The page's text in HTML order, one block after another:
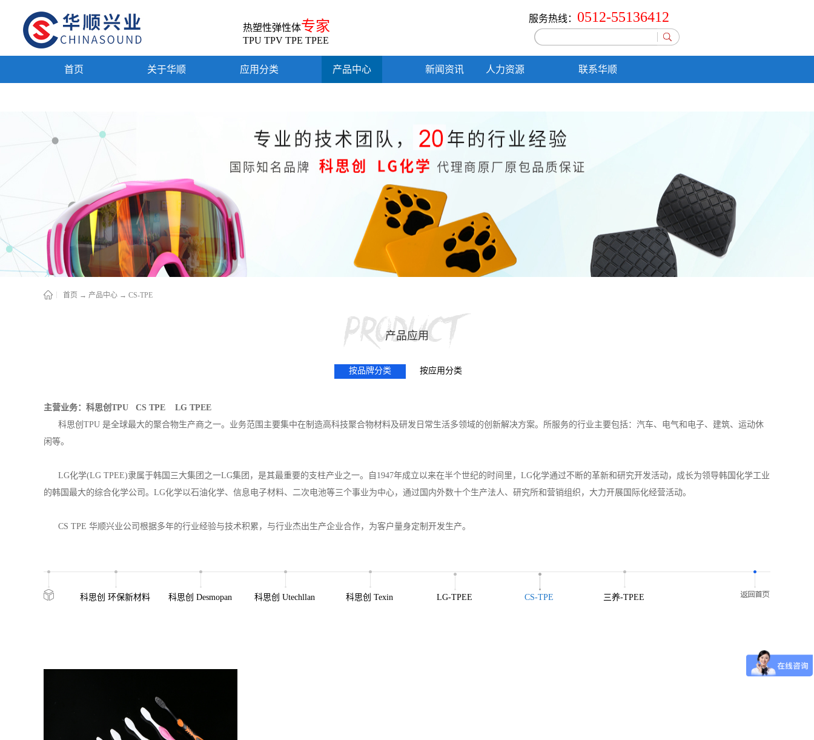
服务热线： 0512-55136412
热塑性弹性体专家
TPU TPV TPE TPEE
首页 关于华顺 应用分类 产品中心 新闻资讯 人力资源 联系华顺
首页 → 产品中心 → CS-TPE
产品应用
按品牌分类 按应用分类
主营业务：科思创TPU CS TPE LG TPEE
科思创TPU 是全球最大的聚合物生产商之一。业务范围主要集中在制造高科技聚合物材料及研发日常生活多领域的创新解决方案。所服务的行业主要包括：汽车、电气和电子、建筑、运动休
闲等。
LG化学(LG TPEE)隶属于韩国三大集团之一LG集团，是其最重要的支柱产业之一。自1947年成立以来在半个世纪的时间里，LG化学通过不断的革新和研究开发活动，成长为领导韩国化学工业
的韩国最大的综合化学公司。LG化学以石油化学、信息电子材料、二次电池等三个事业为中心，通过国内外数十个生产法人、研究所和营销组织，大力开展国际化经营活动。
CS TPE 华顺兴业公司根据多年的行业经验与技术积累，与行业杰出生产企业合作，为客户量身定制开发生产。
科思创 环保新材料 科思创 Desmopan 科思创 Utechllan 科思创 Texin LG-TPEE CS-TPE 三养-TPEE